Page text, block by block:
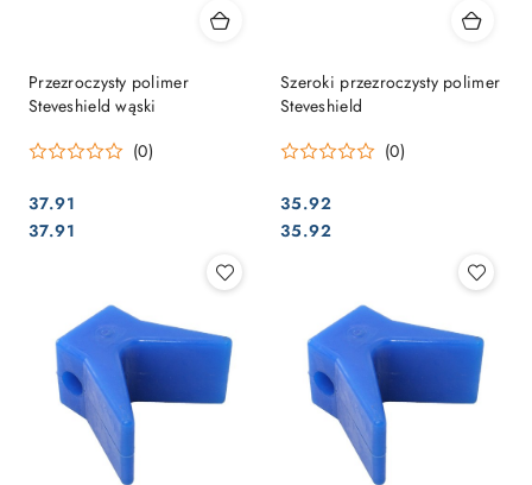
Przezroczysty polimer
Steveshield wąski
(0)
Cena:
37.91
Cena:
37.91
Szeroki przezroczysty polimer
Steveshield
(0)
Cena:
35.92
Cena:
35.92